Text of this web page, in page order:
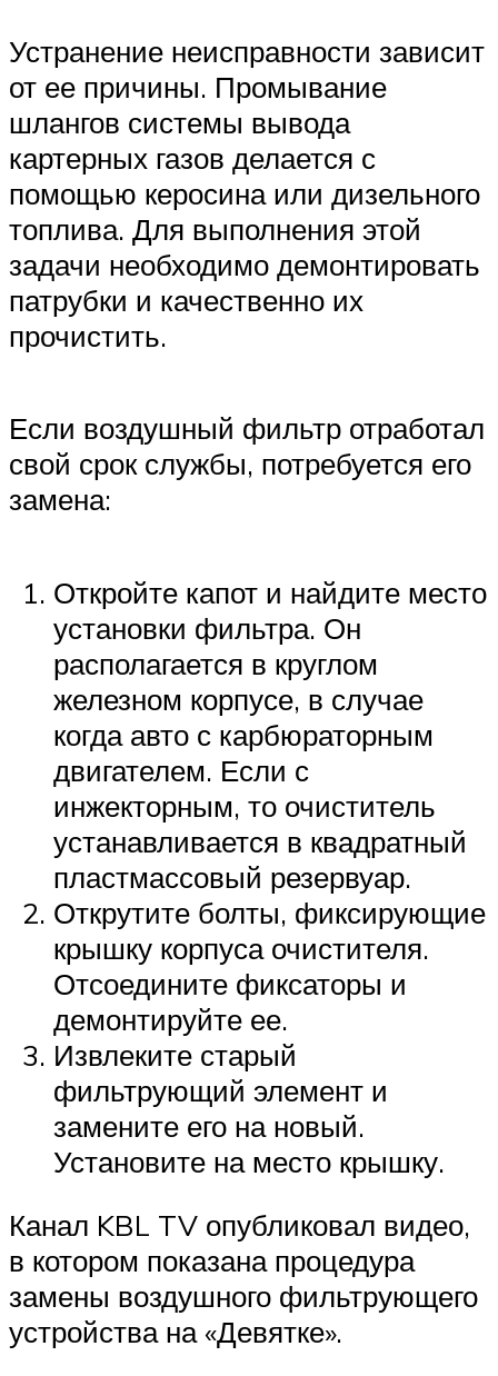
Устранение неисправности зависит
от ее причины. Промывание
шлангов системы вывода
картерных газов делается с
помощью керосина или дизельного
топлива. Для выполнения этой
задачи необходимо демонтировать
патрубки и качественно их
прочистить.
Если воздушный фильтр отработал
свой срок службы, потребуется его
замена:
Откройте капот и найдите место
установки фильтра. Он
располагается в круглом
железном корпусе, в случае
когда авто с карбюраторным
двигателем. Если с
инжекторным, то очиститель
устанавливается в квадратный
пластмассовый резервуар.
Открутите болты, фиксирующие
крышку корпуса очистителя.
Отсоедините фиксаторы и
демонтируйте ее.
Извлеките старый
фильтрующий элемент и
замените его на новый.
Установите на место крышку.
Канал KBL TV опубликовал видео,
в котором показана процедура
замены воздушного фильтрующего
устройства на «Девятке».